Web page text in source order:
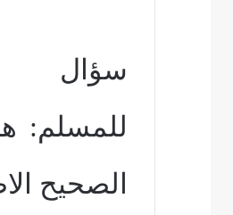
سؤال
للمسلم:
الصحيح